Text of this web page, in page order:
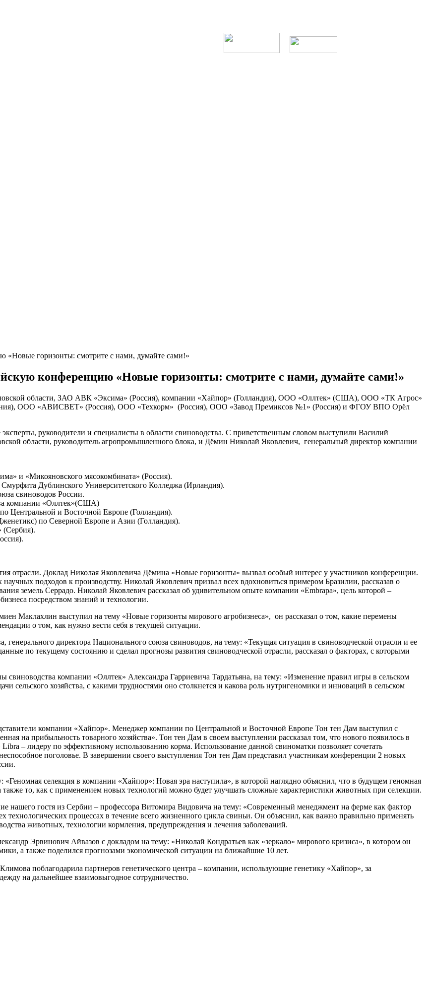
горизонты: смотрите с нами, думайте сами!»
конференцию «Новые горизонты: смотрите с нами, думайте сами!»
области, ЗАО АВК «Эксима» (Россия), компании «Хайпор» (Голландия), ООО «Оллтек» (США), ООО «ТК Агрос»
ООО «АВИСВЕТ» (Россия), ООО «Техкорм» (Россия), ООО «Завод Премиксов №1» (Россия) и ФГОУ ВПО Орёл
руководители и специалисты в области свиноводства. С приветственным словом выступили Василий
области, руководитель агропромышленного блока, и Дёмин Николай Яковлевич, генеральный директор компании
и «Микояновского мясокомбината» (Россия).
Дублинского Университетского Колледжа (Ирландия).
свиноводов России.
компании «Оллтек»(США)
Центральной и Восточной Европе (Голландия).
по Северной Европе и Азии (Голландия).
(Сербия).
отрасли. Доклад Николая Яковлевича Дёмина «Новые горизонты» вызвал особый интерес у участников конференции.
подходов к производству. Николай Яковлевич призвал всех вдохновиться примером Бразилии, рассказав о
земель Серрадо. Николай Яковлевич рассказал об удивительном опыте компании «Embrapa», цель которой –
посредством знаний и технологии.
Маклахлин выступил на тему «Новые горизонты мирового агробизнеса», он рассказал о том, какие перемены
о том, как нужно вести себя в текущей ситуации.
директора Национального союза свиноводов, на тему: «Текущая ситуация в свиноводческой отрасли и ее
по текущему состоянию и сделал прогнозы развития свиноводческой отрасли, рассказал о факторах, с которыми
свиноводства компании «Оллтек» Александра Гарриевича Тардатьяна, на тему: «Изменение правил игры в сельском
сельского хозяйства, с какими трудностями оно столкнется и какова роль нутригеномики и инноваций в сельском
компании «Хайпор». Менеджер компании по Центральной и Восточной Европе Тон тен Дам выступил с
на прибыльность товарного хозяйства». Тон тен Дам в своем выступлении рассказал том, что нового появилось в
– лидеру по эффективному использованию корма. Использование данной свиноматки позволяет сочетать
поголовье. В завершении своего выступления Тон тен Дам представил участникам конференции 2 новых
селекция в компании «Хайпор»: Новая эра наступила», в которой наглядно объяснил, что в будущем геномная
то, как с применением новых технологий можно будет улучшать сложные характеристики животных при селекции.
нашего гостя из Сербии – профессора Витомира Видовича на тему: «Современный менеджмент на ферме как фактор
технологических процессах в течение всего жизненного цикла свиньи. Он объяснил, как важно правильно применять
животных, технологии кормления, предупреждения и лечения заболеваний.
Эрвинович Айвазов с докладом на тему: «Николай Кондратьев как «зеркало» мирового кризиса», в котором он
а также поделился прогнозами экономической ситуации на ближайшие 10 лет.
поблагодарила партнеров генетического центра – компании, использующие генетику «Хайпор», за
на дальнейшее взаимовыгодное сотрудничество.